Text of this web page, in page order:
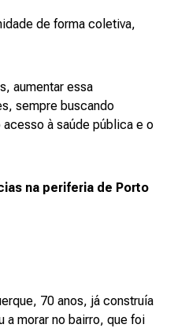
de forma coletiva,
aumentar essa
sempre buscando
à saúde pública e o
na periferia de Porto
70 anos, já construía
a morar no bairro, que foi